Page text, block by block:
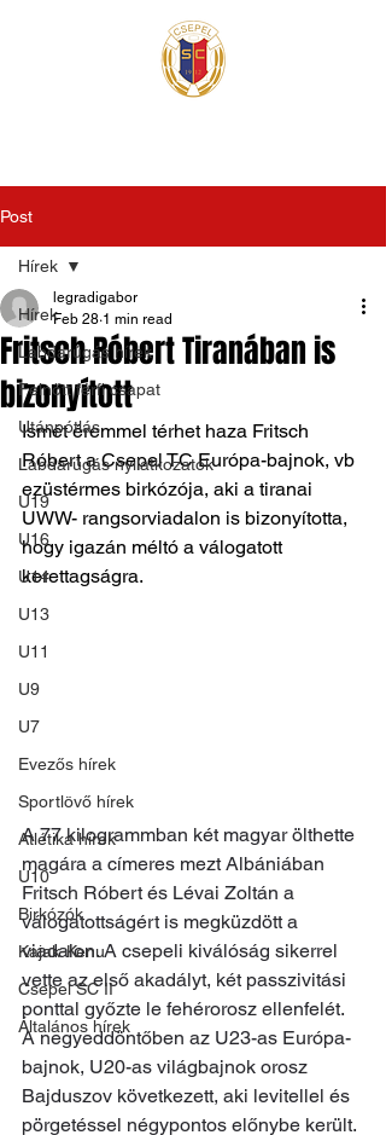
Post
Hírek
Labdarúgás hírek
Felnőtt férfi csapat
Utánpótlás
Labdarúgás nyilatkozatok
U19
U16
U14
U13
U11
U9
U7
Evezős hírek
Sportlövő hírek
Atlétika hírek
U10
Birkózók
Kajak-Kenu
Csepel SC II
Általános hírek
Hírek
Fritsch Róbert Tiranában is
bizonyított
legradigabor
Feb 28 1 min read
Ismét éremmel térhet haza Fritsch
Róbert a Csepel TC Európa-bajnok, vb
ezüstérmes birkózója, aki a tiranai
UWW- rangsorviadalon is bizonyította,
hogy igazán méltó a válogatott
kerettagságra.
A 77 kilogrammban két magyar ölthette
magára a címeres mezt Albániában
Fritsch Róbert és Lévai Zoltán a
válogatottságért is megküzdött a
viadalon. A csepeli kiválóság sikerrel
vette az első akadályt, két passzivitási
ponttal győzte le fehérorosz ellenfelét.
A negyeddöntőben az U23-as Európa-
bajnok, U20-as világbajnok orosz
Bajduszov következett, aki levitellel és
pörgetéssel négypontos előnybe került.